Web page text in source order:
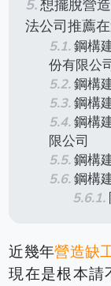
想擺脫營
法公司推薦在
鋼構
份有限公
鋼構
鋼構
鋼構
限公司
鋼構
鋼構
近幾年營造缺
現在是根本請